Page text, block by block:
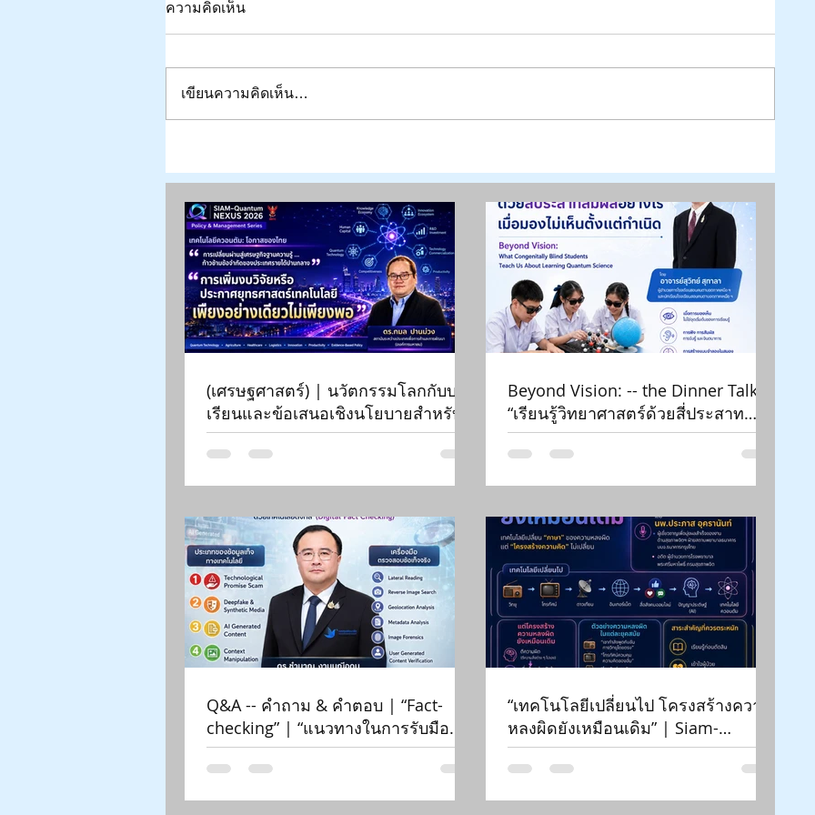
“หมกมุ่นกับการแก้ปัญหา ฯ” |
“ปัญญาอลวน” | ๓ มกราคม ๒๕๖๗
|
ความคิดเห็น
เขียนความคิดเห็น…
(เศรษฐศาสตร์) | นวัตกรรมโลกกับบท
เรียนและข้อเสนอเชิงนโยบายสำหรับ
ไทย | Siam-Quantum Nexus 2026|
ดร.กมล ปานม่วง | สถาบันระหว่าง
ประเทศเพื่อการค้าและการ
Beyond Vision: -- the Dinner Talk |
“เรียนรู้วิทยาศาสตร์ด้วยสี่ประสาท
สัมผัสฯ” | What Congenitally Blind
Students Teach Us | สัปดาห์
วิทยาศาสตร์ ๒๕๖๙ | Aug 18, 2026 |
Q&A -- คำถาม & คำตอบ | “Fact-
checking” | “แนวทางในการรับมือ
ข้อมูลเท็จทางเทคโนโลยี ...” | Siam-
Quantum Nexus 2026| ดร.ชํานาญ
งามมณีอุดม | กองทุนพัฒนาสื่อฯ
“เทคโนโลยีเปลี่ยนไป โครงสร้างความ
หลงผิดยังเหมือนเดิม” | Siam-
Quantum Nexus 2026|
นพ.ประภาส อุครานันท์ | ไอซีทีควอน
ตัมไทยสำหรับสังคมทั่วไปทุกวงการ |